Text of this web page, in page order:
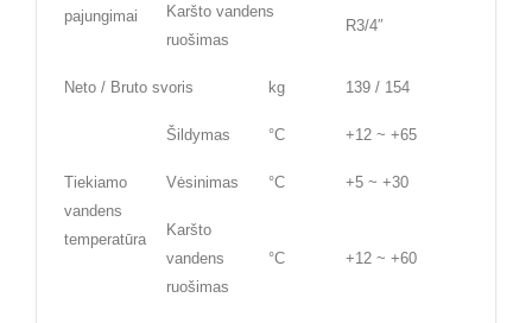
pajungimai
Karšto vandens
ruošimas
R3/4″
Neto / Bruto svoris kg 139 / 154
Tiekiamo
vandens
temperatūra
Šildymas °C +12 ~ +65
Vėsinimas °C +5 ~ +30
Karšto
vandens
ruošimas
°C +12 ~ +60